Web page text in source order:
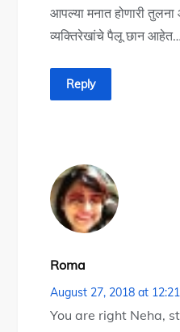
आपल्या मनात होणारी
व्यक्तिरेखांचे पैलू छान आहेत…
Reply
Roma
August 27, 2018 at
You are right Neha,